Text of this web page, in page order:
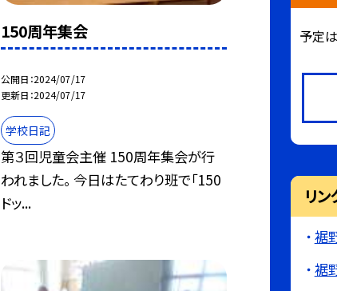
150周年集会
公開日 2024/07/17
更新日 2024/07/17
学校日記
第３回児童会主催 150周年集会が行
われました。 今日はたてわり班で「150
ドッ...
予定
リン
裾
裾